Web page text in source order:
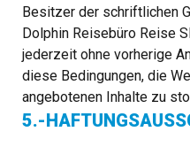
Besitzer der schriftlichen
Dolphin Reisebüro Reise
jederzeit ohne vorherige
diese Bedingungen, die
angebotenen Inhalte zu
5.-